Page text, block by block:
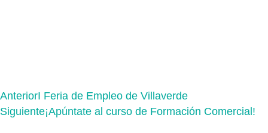
AnteriorI Feria de Empleo de Villaverde
Siguiente¡Apúntate al curso de Formación Comercial!